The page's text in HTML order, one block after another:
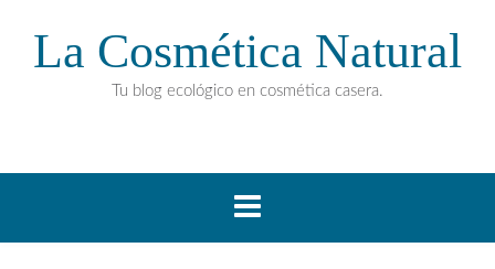
La Cosmética Natural
Tu blog ecológico en cosmética casera.